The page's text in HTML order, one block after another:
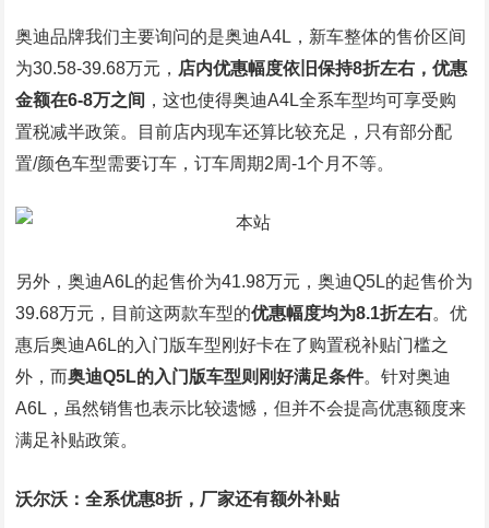
奥迪品牌我们主要询问的是奥迪A4L，新车整体的售价区间
为30.58-39.68万元， 店内优惠幅度依旧保持8折左右，优惠
金额在6-8万之间 ，这也使得奥迪A4L全系车型均可享受购
置税减半政策。目前店内现车还算比较充足，只有部分配
置/颜色车型需要订车，订车周期2周-1个月不等。
另外，奥迪A6L的起售价为41.98万元，奥迪Q5L的起售价为
39.68万元，目前这两款车型的优惠幅度均为8.1折左右。优
惠后奥迪A6L的入门版车型刚好卡在了购置税补贴门槛之
外，而奥迪Q5L的入门版车型则刚好满足条件。针对奥迪
A6L，虽然销售也表示比较遗憾，但并不会提高优惠额度来
满足补贴政策。
沃尔沃：全系优惠8折，厂家还有额外补贴